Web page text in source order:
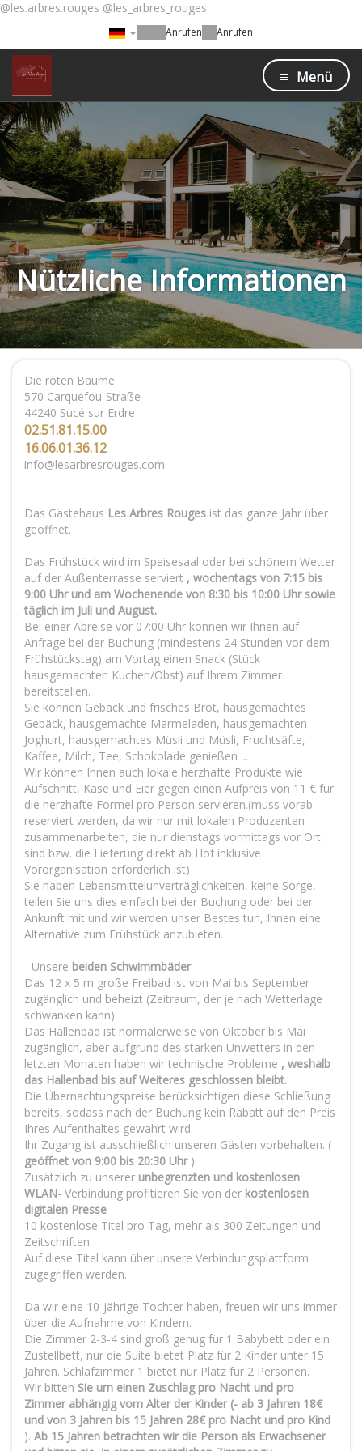
@les.arbres.rouges @les_arbres_rouges
Anrufen Anrufen
Menü
Nützliche Informationen
Die roten Bäume
570 Carquefou-Straße
44240 Sucé sur Erdre
02.51.81.15.00
16.06.01.36.12
info@lesarbresrouges.com
Das Gästehaus Les Arbres Rouges ist das ganze Jahr über
geöffnet.
Das Frühstück wird im Speisesaal oder bei schönem Wetter
auf der Außenterrasse serviert , wochentags von 7:15 bis
9:00 Uhr und am Wochenende von 8:30 bis 10:00 Uhr sowie
täglich im Juli und August.
Bei einer Abreise vor 07:00 Uhr können wir Ihnen auf
Anfrage bei der Buchung (mindestens 24 Stunden vor dem
Frühstückstag) am Vortag einen Snack (Stück
hausgemachten Kuchen/Obst) auf Ihrem Zimmer
bereitstellen.
Sie können Gebäck und frisches Brot, hausgemachtes
Gebäck, hausgemachte Marmeladen, hausgemachten
Joghurt, hausgemachtes Müsli und Müsli, Fruchtsäfte,
Kaffee, Milch, Tee, Schokolade genießen ...
Wir können Ihnen auch lokale herzhafte Produkte wie
Aufschnitt, Käse und Eier gegen einen Aufpreis von 11 € für
die herzhafte Formel pro Person servieren.(muss vorab
reserviert werden, da wir nur mit lokalen Produzenten
zusammenarbeiten, die nur dienstags vormittags vor Ort
sind bzw. die Lieferung direkt ab Hof inklusive
Vororganisation erforderlich ist)
Sie haben Lebensmittelunverträglichkeiten, keine Sorge,
teilen Sie uns dies einfach bei der Buchung oder bei der
Ankunft mit und wir werden unser Bestes tun, Ihnen eine
Alternative zum Frühstück anzubieten.
- Unsere beiden Schwimmbäder
Das 12 x 5 m große Freibad ist von Mai bis September
zugänglich und beheizt (Zeitraum, der je nach Wetterlage
schwanken kann)
Das Hallenbad ist normalerweise von Oktober bis Mai
zugänglich, aber aufgrund des starken Unwetters in den
letzten Monaten haben wir technische Probleme , weshalb
das Hallenbad bis auf Weiteres geschlossen bleibt.
Die Übernachtungspreise berücksichtigen diese Schließung
bereits, sodass nach der Buchung kein Rabatt auf den Preis
Ihres Aufenthaltes gewährt wird.
Ihr Zugang ist ausschließlich unseren Gästen vorbehalten. (
geöffnet von 9:00 bis 20:30 Uhr)
Zusätzlich zu unserer unbegrenzten und kostenlosen
WLAN- Verbindung profitieren Sie von der kostenlosen
digitalen Presse
10 kostenlose Titel pro Tag, mehr als 300 Zeitungen und
Zeitschriften
Auf diese Titel kann über unsere Verbindungsplattform
zugegriffen werden.
Da wir eine 10-jährige Tochter haben, freuen wir uns immer
über die Aufnahme von Kindern.
Die Zimmer 2-3-4 sind groß genug für 1 Babybett oder ein
Zustellbett, nur die Suite bietet Platz für 2 Kinder unter 15
Jahren. Schlafzimmer 1 bietet nur Platz für 2 Personen.
Wir bitten Sie um einen Zuschlag pro Nacht und pro
Zimmer abhängig vom Alter der Kinder (- ab 3 Jahren 18€
und von 3 Jahren bis 15 Jahren 28€ pro Nacht und pro Kind
). Ab 15 Jahren betrachten wir die Person als Erwachsener